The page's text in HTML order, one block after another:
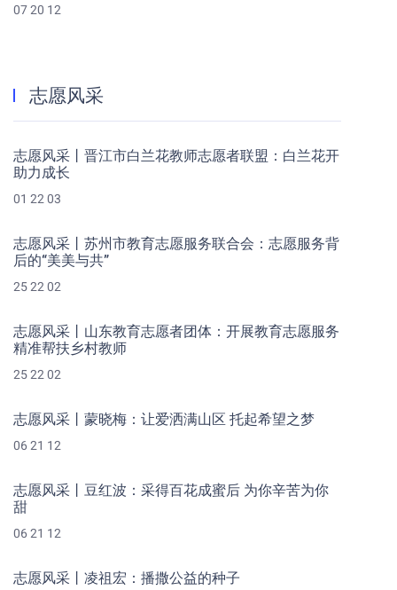
07 20 12
志愿风采
志愿风采丨晋江市白兰花教师志愿者联盟：白兰花开
助力成长
01 22 03
志愿风采丨苏州市教育志愿服务联合会：志愿服务背
后的“美美与共”
25 22 02
志愿风采丨山东教育志愿者团体：开展教育志愿服务
精准帮扶乡村教师
25 22 02
志愿风采丨蒙晓梅：让爱洒满山区 托起希望之梦
06 21 12
志愿风采丨豆红波：采得百花成蜜后 为你辛苦为你
甜
06 21 12
志愿风采丨凌祖宏：播撒公益的种子